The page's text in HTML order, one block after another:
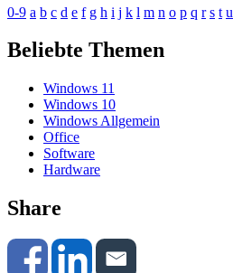
0-9 a b c d e f g h i j k l m n o p q r s t u
Beliebte Themen
Windows 11
Windows 10
Windows Allgemein
Office
Software
Hardware
Share